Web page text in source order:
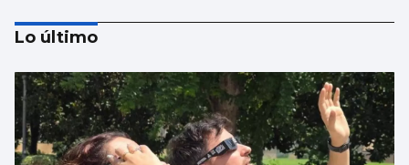
Lo último